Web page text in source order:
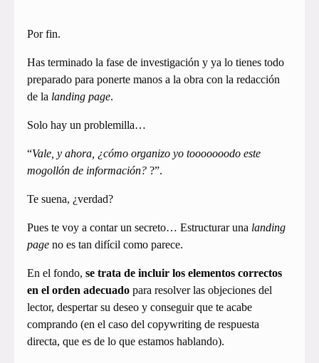
Por fin.
Has terminado la fase de investigación y ya lo tienes todo
preparado para ponerte manos a la obra con la redacción
de la landing page.
Solo hay un problemilla…
“Vale, y ahora, ¿cómo organizo yo tooooooodo este
mogollón de información? ?”.
Te suena, ¿verdad?
Pues te voy a contar un secreto… Estructurar una landing
page no es tan difícil como parece.
En el fondo, se trata de incluir los elementos correctos
en el orden adecuado para resolver las objeciones del
lector, despertar su deseo y conseguir que te acabe
comprando (en el caso del copywriting de respuesta
directa, que es de lo que estamos hablando).